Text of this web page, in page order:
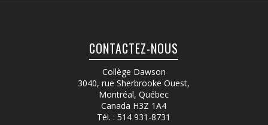
CONTACTEZ-NOUS
Collège Dawson
3040, rue Sherbrooke Ouest,
Montréal, Québec
Canada H3Z 1A4
Tél. :514 931-8731